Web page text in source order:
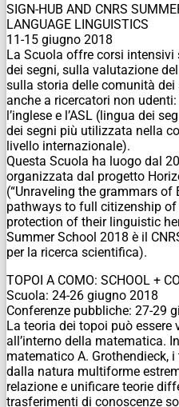
SIGN-HUB AND CNRS
LANGUAGE LINGUISTICS
11-15 giugno 2018
La Scuola offre corsi
dei segni, sulla valutazione
sulla storia delle comunità
anche a ricercatori non
l’inglese e l’ASL (lingua dei
dei segni più utilizzata nella
livello internazionale).
Questa Scuola ha luogo dal
organizzata dal progetto
(“Unraveling the grammars of
pathways to full citizenship
protection of their linguistic
Summer School 2018 è il
per la ricerca scientifica).
TOPOI A COMO: SCHOOL +
Scuola: 24-26 giugno 2018
Conferenze pubbliche: 27-29
La teoria dei topoi può
all’interno della matematica.
matematico A. Grothendieck,
dalla natura multiforme
relazione e unificare teorie
trasferimenti di conoscenze